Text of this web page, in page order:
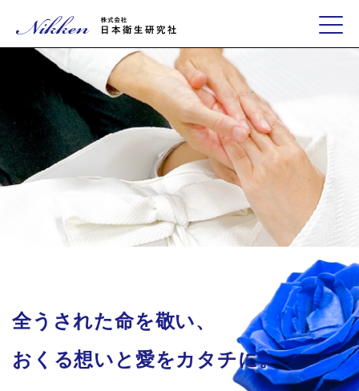
全うされた命を敬い、
おくる想いと愛をカタチに。